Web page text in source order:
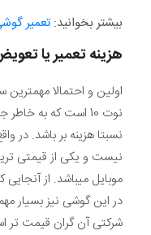
بیشتر بخوانید:تعمیر
هزینه تعمیر یا
اولین و احتمالا
نوت 10 است که به
نسبتا هزینه بر باشد. در
نیست و یکی از قیمتی
موبایل میباشد. از
در این گوشی نیز بسیار
شرکتی آن گران قیمت تر